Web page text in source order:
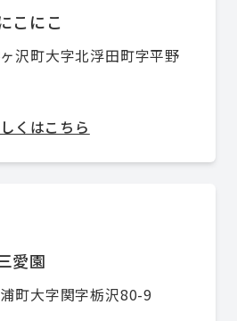
こにこ
沢町大字北浮田町字平野
くはこちら
愛園
町大字関字栃沢80-9